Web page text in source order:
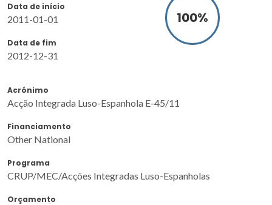
Data de início
2011-01-01
Data de fim
2012-12-31
100%
Acrónimo
Acção Integrada Luso-Espanhola E-45/11
Financiamento
Other National
Programa
CRUP/MEC/Acções Integradas Luso-Espanholas
Orçamento